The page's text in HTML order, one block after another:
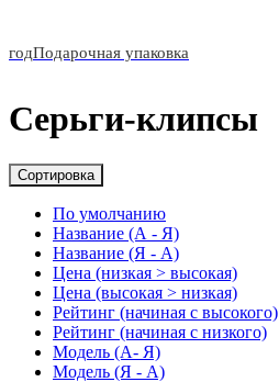
годПодарочная упаковка
Серьги-клипсы
Сортировка
По умолчанию
Название (А - Я)
Название (Я - А)
Цена (низкая > высокая)
Цена (высокая > низкая)
Рейтинг (начиная с высокого)
Рейтинг (начиная с низкого)
Модель (А- Я)
Модель (Я - А)